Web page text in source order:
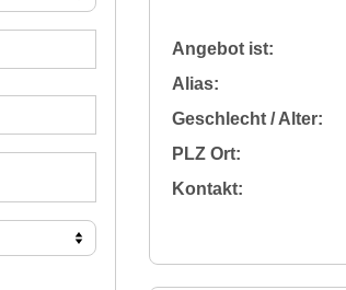
Angebot ist:
Alias:
Geschlecht / Alter:
PLZ Ort:
Kontakt: